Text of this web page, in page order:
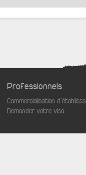
Professionnels
Commercialisation
Demander votre visa